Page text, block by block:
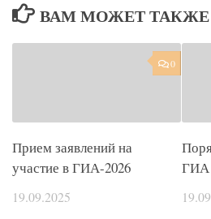
ВАМ МОЖЕТ ТАКЖЕ
0
Прием заявлений на
участие в ГИА-2026
19.09.2025
ГИА